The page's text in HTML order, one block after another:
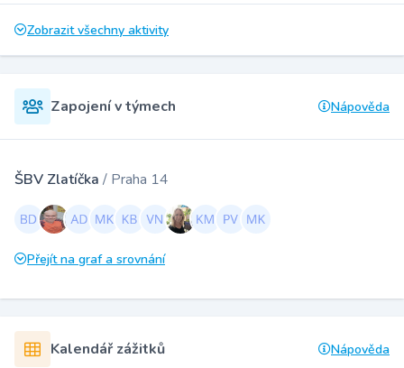
Zobrazit všechny aktivity
Zapojení v týmech Nápověda
ŠBV Zlatíčka / Praha 14
Přejít na graf a srovnání
Kalendář zážitků Nápověda